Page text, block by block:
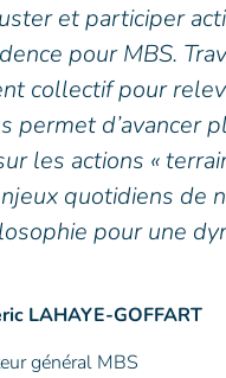
et participer
pour MBS.
collectif pour
permet d’avancer
les actions «
quotidiens de
pour une
LAHAYE-GOFFART
général MBS